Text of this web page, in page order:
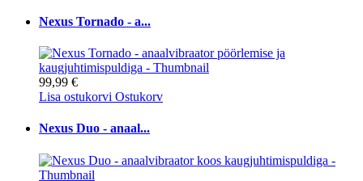
Nexus Tornado - a...
99,99 €
Lisa ostukorvi Ostukorv
Nexus Duo - anaal...